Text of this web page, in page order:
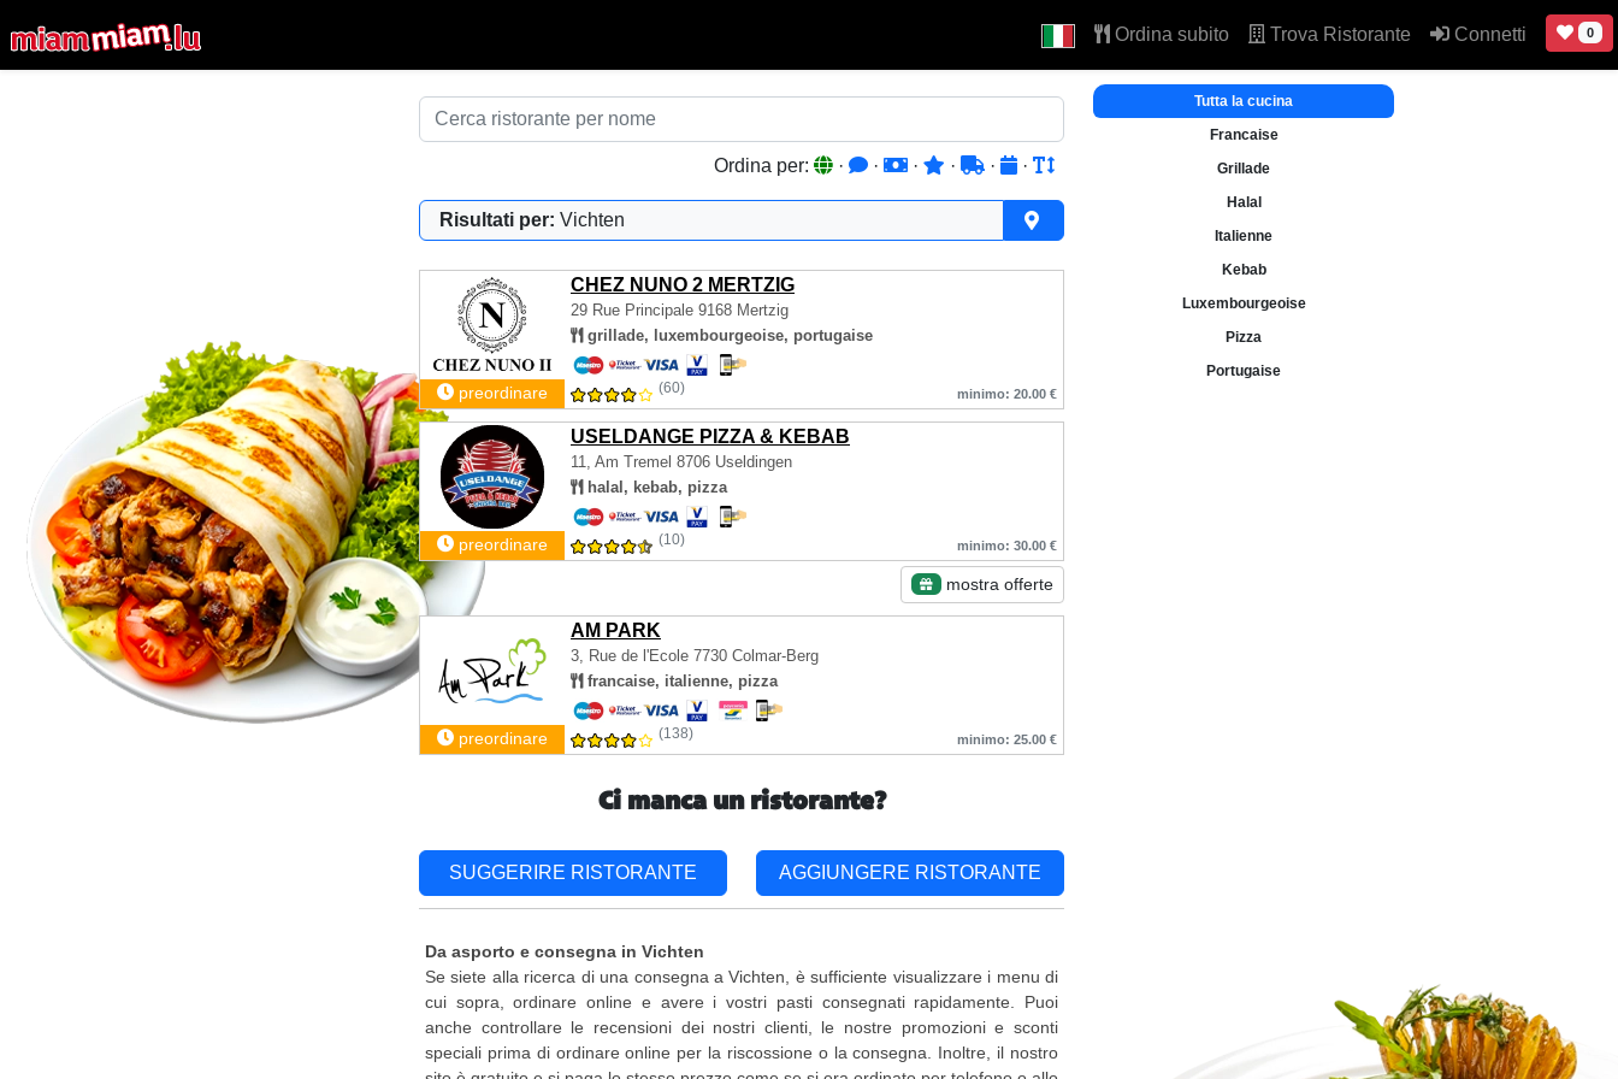
Ordina subito Trova Ristorante Connetti 0
Ordina per: · · · · · ·
Risultati per: Vichten
CHEZ NUNO 2 MERTZIG
29 Rue Principale 9168 Mertzig
grillade, luxembourgeoise, portugaise
preordinare (60) minimo: 20.00 €
USELDANGE PIZZA & KEBAB
11, Am Tremel 8706 Useldingen
halal, kebab, pizza
preordinare (10) minimo: 30.00 €
mostra offerte
AM PARK
3, Rue de l'Ecole 7730 Colmar-Berg
francaise, italienne, pizza
preordinare (138) minimo: 25.00 €
Tutta la cucina
Francaise
Grillade
Halal
Italienne
Kebab
Luxembourgeoise
Pizza
Portugaise
Ci manca un ristorante?
SUGGERIRE RISTORANTE AGGIUNGERE RISTORANTE
Da asporto e consegna in Vichten
Se siete alla ricerca di una consegna a Vichten, è sufficiente visualizzare i menu di
cui sopra, ordinare online e avere i vostri pasti consegnati rapidamente. Puoi
anche controllare le recensioni dei nostri clienti, le nostre promozioni e sconti
speciali prima di ordinare online per la riscossione o la consegna. Inoltre, il nostro